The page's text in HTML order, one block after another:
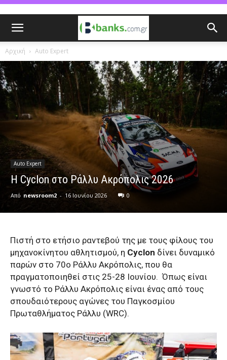
Αρχική Auto Expert
Auto Expert
H Cyclon στο Ράλλυ Ακρόπολις 2026
Από newsroom2 - 16 Ιουνίου 2026 0
Πιστή στο ετήσιο ραντεβού της με τους φίλους του
μηχανοκίνητου αθλητισμού, η Cyclon δίνει δυναμικό
παρών στο 70ο Ράλλυ Ακρόπολις, που θα
πραγματοποιηθεί στις 25-28 Ιουνίου. Όπως είναι
γνωστό το Ράλλυ Ακρόπολις είναι ένας από τους
σπουδαιότερους αγώνες του Παγκοσμίου
Πρωταθλήματος Ράλλυ (WRC).